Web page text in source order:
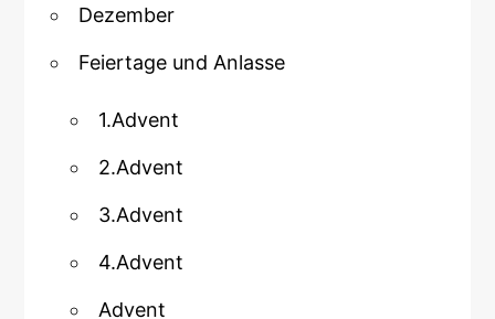
Dezember
Feiertage und Anlasse
1.Advent
2.Advent
3.Advent
4.Advent
Advent